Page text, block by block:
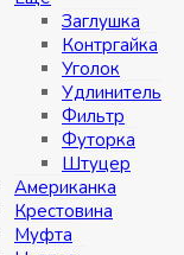
Заглушка
Контргайка
Уголок
Удлинитель
Фильтр
Футорка
Штуцер
Американка
Крестовина
Муфта